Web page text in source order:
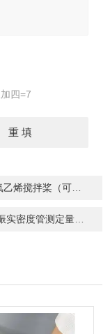
四=7
拌桨（可定制）
测定量筒 密度仪量筒